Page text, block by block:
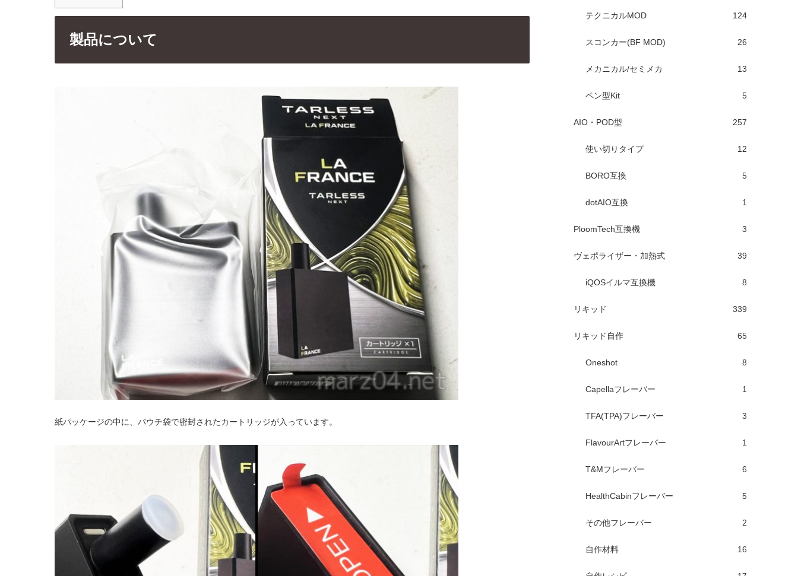
製品について
紙パッケージの中に、パウチ袋で密封されたカートリッジが入っています。
テクニカルMOD 124
スコンカー(BF MOD) 26
メカニカル/セミメカ 13
ペン型Kit 5
AIO・POD型 257
使い切りタイプ 12
BORO互換 5
dotAIO互換 1
PloomTech互換機 3
ヴェポライザー・加熱式 39
iQOSイルマ互換機 8
リキッド 339
リキッド自作 65
Oneshot 8
Capellaフレーバー 1
TFA(TPA)フレーバー 3
FlavourArtフレーバー 1
T&Mフレーバー 6
HealthCabinフレーバー 5
その他フレーバー 2
自作材料 16